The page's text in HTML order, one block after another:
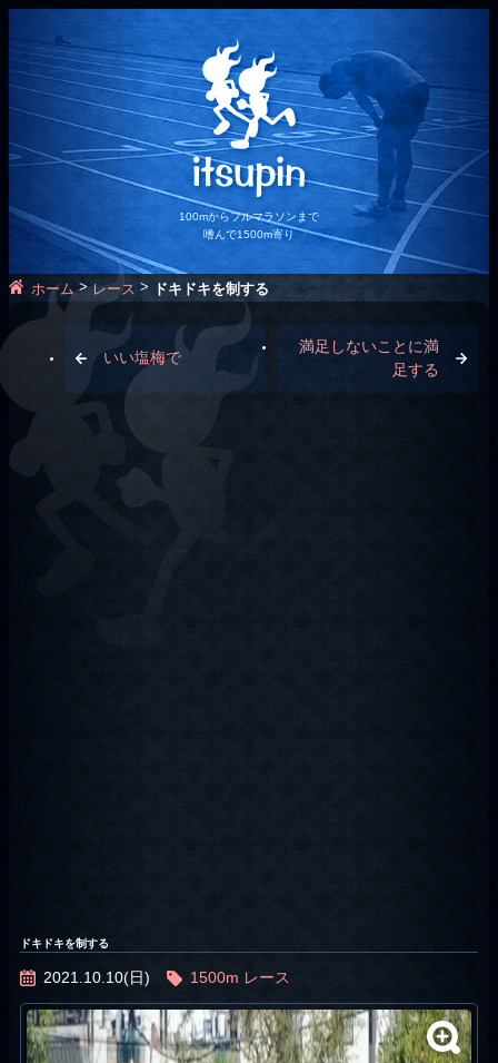
100mからフルマラソンまで
嗜んで1500m寄り
ホーム>レース > ドキドキを制する
いい塩梅で
満足しないことに満
足する
ドキドキを制する
2021.10.10(日) 1500m レース